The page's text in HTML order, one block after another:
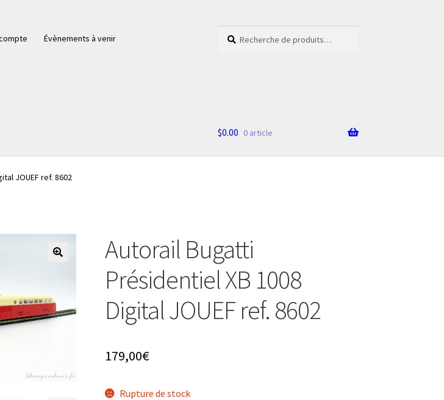
Évènements à venir
pour :
$0.00 0 article
JOUEF ref. 8602
Autorail Bugatti
Présidentiel XB 1008
Digital JOUEF ref. 8602
179,00€
Rupture de stock